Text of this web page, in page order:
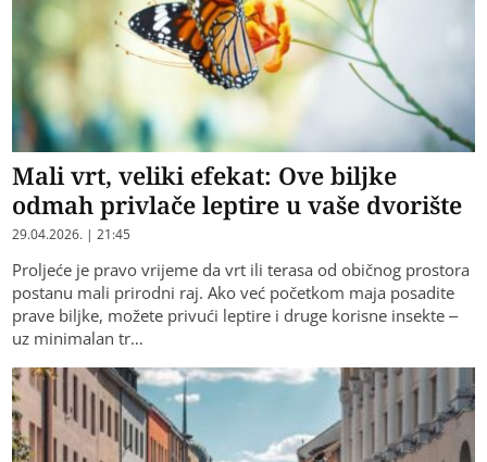
Mali vrt, veliki efekat: Ove biljke
odmah privlače leptire u vaše dvorište
29.04.2026. | 21:45
Proljeće je pravo vrijeme da vrt ili terasa od običnog prostora
postanu mali prirodni raj. Ako već početkom maja posadite
prave biljke, možete privući leptire i druge korisne insekte –
uz minimalan tr…